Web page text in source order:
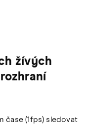
žívých
čase (1fps) sledovat